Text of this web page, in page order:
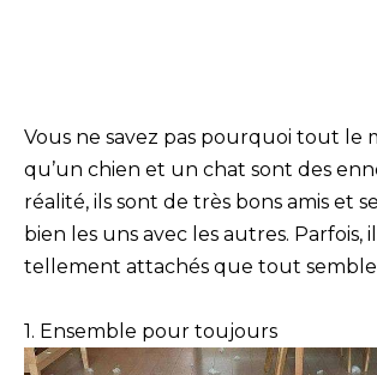
Vous ne savez pas pourquoi tout le
qu’un chien et un chat sont des
réalité, ils sont de très bons amis et
bien les uns avec les autres. Parfois,
tellement attachés que tout semble
1. Ensemble pour toujours